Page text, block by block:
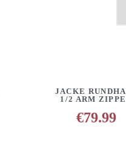
JACKE
1/2 ARM
€79.99